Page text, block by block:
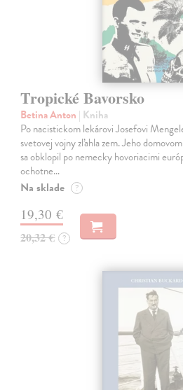
Tropické Bavorsko
Betina Anton | Kniha
Po nacistickom lekárovi Josefovi
svetovej vojny zľahla zem. Jeho
sa obklopil po nemecky hovoriacimi
ochotne…
Na sklade ?
19,30 €
20,32 € ?